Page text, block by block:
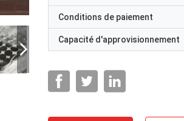
Conditions de paiement
Capacité d'approvisionnement